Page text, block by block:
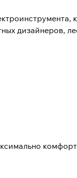
дизайнеров,